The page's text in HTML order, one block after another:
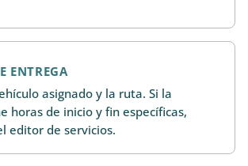
ENTREGA
asignado y la ruta. Si la
horas de inicio y fin específicas,
editor de servicios.